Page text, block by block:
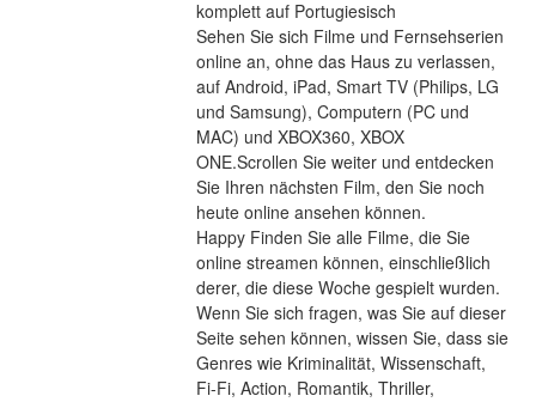
komplett auf Portugiesisch
Sehen Sie sich Filme und Fernsehserien
online an, ohne das Haus zu verlassen,
auf Android, iPad, Smart TV (Philips, LG
und Samsung), Computern (PC und
MAC) und XBOX360, XBOX
ONE.Scrollen Sie weiter und entdecken
Sie Ihren nächsten Film, den Sie noch
heute online ansehen können.
Happy Finden Sie alle Filme, die Sie
online streamen können, einschließlich
derer, die diese Woche gespielt wurden.
Wenn Sie sich fragen, was Sie auf dieser
Seite sehen können, wissen Sie, dass sie
Genres wie Kriminalität, Wissenschaft,
Fi-Fi, Action, Romantik, Thriller,